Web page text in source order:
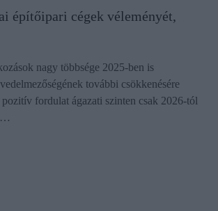
építőipari cégek véleményét,
nagy többsége 2025-ben is
további csökkenésére
pozitív fordulat ágazati szinten csak 2026-tól